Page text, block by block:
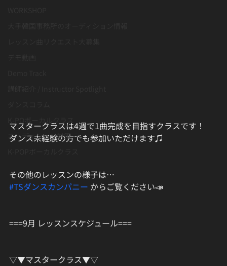
K-POボーカルクラス
オーディション対策
マスタークラスは4週で1曲完成を目指すクラスです！
ダンス未経験の方でも参加いただけます♫
その他のレッスンの様子は…
#TSダンスカンパニー からご覧ください📣
===9月 レッスンスケジュール===
▽▼マスタークラス▼▽